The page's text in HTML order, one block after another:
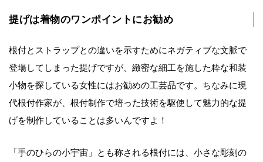
提げは着物のワンポイントにお勧め
根付とストラップとの違いを示すためにネガティブな文脈で
登場してしまった提げですが、緻密な細工を施した粋な和装
小物を探している女性にはお勧めの工芸品です。ちなみに現
代根付作家が、根付制作で培った技術を駆使して魅力的な提
げを制作していることは多いんですよ！
「手のひらの小宇宙」とも称される根付には、小さな彫刻の